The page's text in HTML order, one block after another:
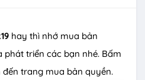
hay thì nhớ mua bản
triển các bạn nhé. Bấm
trang mua bản quyền.